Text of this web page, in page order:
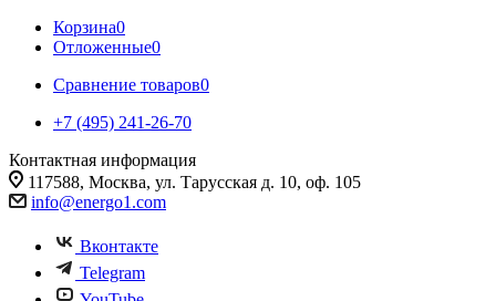
Корзина0
Отложенные0
Сравнение товаров0
+7 (495) 241-26-70
Контактная информация
117588, Москва, ул. Тарусская д. 10, оф. 105
info@energo1.com
Вконтакте
Telegram